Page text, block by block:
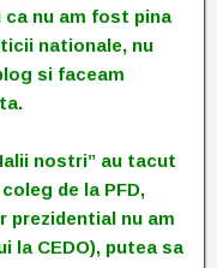
nu am fost pina
nationale, nu
si faceam
nostri” au tacut
de la PFD,
prezidential nu am
la CEDO), putea sa